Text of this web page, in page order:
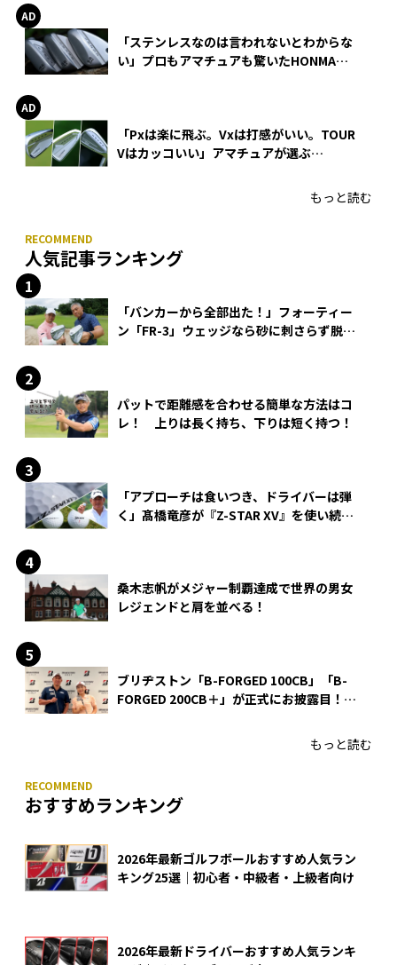
「ステンレスなのは言われないとわからな
い」プロもアマチュアも驚いたHONMA
「Pxは楽に飛ぶ。Vxは打感がいい。TOUR
Vはカッコいい」アマチュアが選ぶ
もっと読む
人気記事ランキング
「バンカーから全部出た！」フォーティー
ン「FR-3」ウェッジなら砂に刺さらず脱出
パットで距離感を合わせる簡単な方法はコ
レ！ 上りは長く持ち、下りは短く持つ！
「アプローチは食いつき、ドライバーは弾
く」髙橋竜彦が『Z-STAR XV』を使い続け
桑木志帆がメジャー制覇達成で世界の男女
レジェンドと肩を並べる！
ブリヂストン「B-FORGED 100CB」「B-
FORGED 200CB＋」が正式にお披露目！
もっと読む
おすすめランキング
2026年最新ゴルフボールおすすめ人気ラン
キング25選｜初心者・中級者・上級者向け
2026年最新ドライバーおすすめ人気ランキ